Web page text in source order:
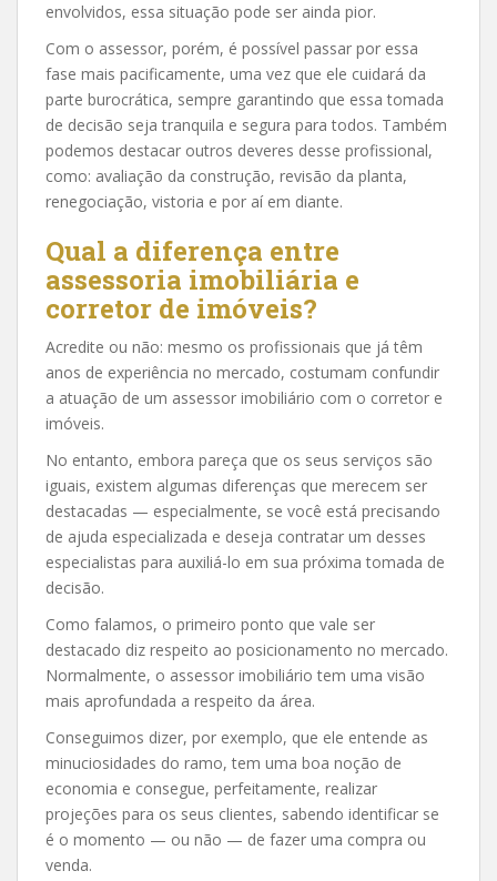
envolvidos, essa situação pode ser ainda pior.
Com o assessor, porém, é possível passar por essa
fase mais pacificamente, uma vez que ele cuidará da
parte burocrática, sempre garantindo que essa tomada
de decisão seja tranquila e segura para todos. Também
podemos destacar outros deveres desse profissional,
como: avaliação da construção, revisão da planta,
renegociação, vistoria e por aí em diante.
Qual a diferença entre
assessoria imobiliária e
corretor de imóveis?
Acredite ou não: mesmo os profissionais que já têm
anos de experiência no mercado, costumam confundir
a atuação de um assessor imobiliário com o corretor e
imóveis.
No entanto, embora pareça que os seus serviços são
iguais, existem algumas diferenças que merecem ser
destacadas — especialmente, se você está precisando
de ajuda especializada e deseja contratar um desses
especialistas para auxiliá-lo em sua próxima tomada de
decisão.
Como falamos, o primeiro ponto que vale ser
destacado diz respeito ao posicionamento no mercado.
Normalmente, o assessor imobiliário tem uma visão
mais aprofundada a respeito da área.
Conseguimos dizer, por exemplo, que ele entende as
minuciosidades do ramo, tem uma boa noção de
economia e consegue, perfeitamente, realizar
projeções para os seus clientes, sabendo identificar se
é o momento — ou não — de fazer uma compra ou
venda.